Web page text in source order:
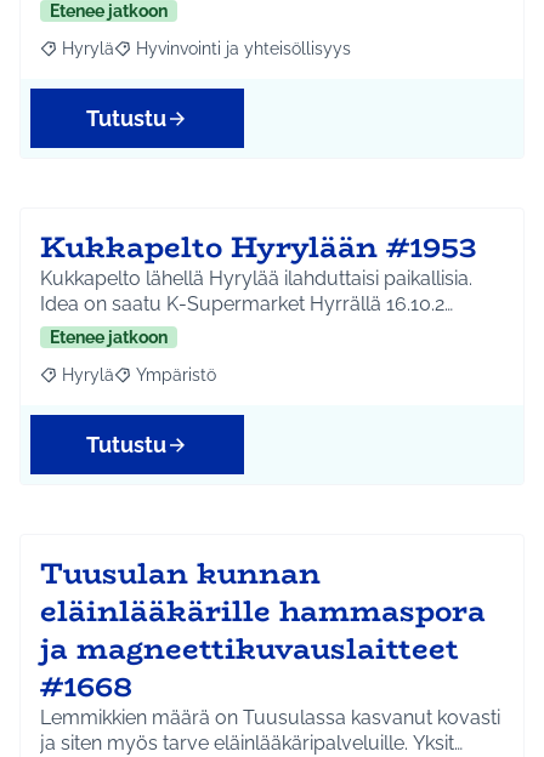
Etenee jatkoon
Rajaa tulokset aihepiirin mukaan: Hyrylä
Hyrylä Rajaa tulokset teeman mukaan: Hyvinvointi ja
Hyvinvointi ja yhteisöllisyys
Tutustu
Kukkapelto Hyrylään #1953
Kukkapelto lähellä Hyrylää ilahduttaisi paikallisia.
Idea on saatu K-Supermarket Hyrrällä 16.10.2…
Etenee jatkoon
Rajaa tulokset aihepiirin mukaan: Hyrylä
Hyrylä Rajaa tulokset teeman mukaan: Ympäristö
Ympäristö
Tutustu
Tuusulan kunnan
eläinlääkärille hammaspora
ja magneettikuvauslaitteet
#1668
Lemmikkien määrä on Tuusulassa kasvanut kovasti
ja siten myös tarve eläinlääkäripalveluille. Yksit…